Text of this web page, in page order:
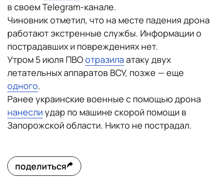
в своем Telegram-канале.
Чиновник отметил, что на месте падения дрона
работают экстренные службы. Информации о
пострадавших и повреждениях нет.
Утром 5 июля ПВОотразила атаку двух
летательных аппаратов ВСУ, позже — еще
одного.
Ранее украинские военные с помощью дрона
нанесли удар по машине скорой помощи в
Запорожской области. Никто не пострадал.
поделиться